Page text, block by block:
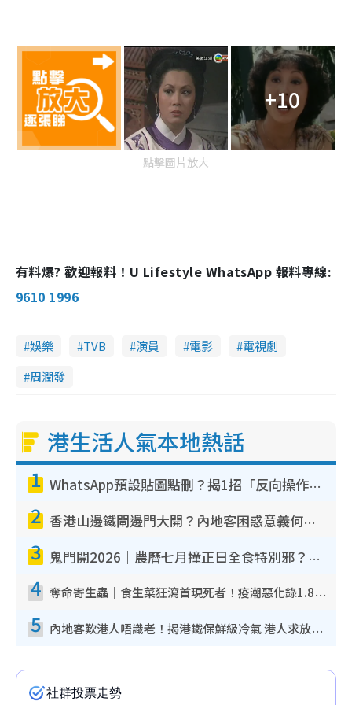
+10
點擊圖片放大
有料爆? 歡迎報料！U Lifestyle WhatsApp 報料專線:
9610 1996
娛樂 TVB 演員 電影
電視劇
周潤發
港生活人氣本地熱話
1 WhatsApp預設貼圖點刪？揭1招「反向操作」還原簡潔介面 附3步實測教學
2 香港山邊鐵閘邊門大開？內地客困惑意義何在！網民神回覆：呢種叫法理性防禦
3 鬼門開2026｜農曆七月撞正日全食特別邪？專家警告切忌做一事！揭4大禁忌+2招保平安
4 奪命寄生蟲｜食生菜狂瀉首現死者！疫潮惡化錄1.8萬宗病例 揭洗菜3大謬誤
5 內地客歎港人唔識老！揭港鐵保鮮級冷氣 港人求放過：咪投訴